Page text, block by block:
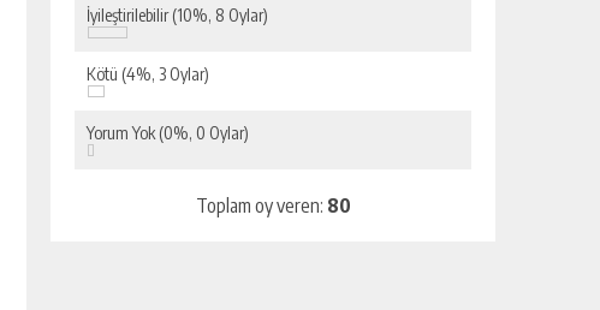
İyileştirilebilir(10%, 8 Oylar)
Kötü (4%, 3 Oylar)
Yorum Yok (0%, 0 Oylar)
Toplam oy veren: 80